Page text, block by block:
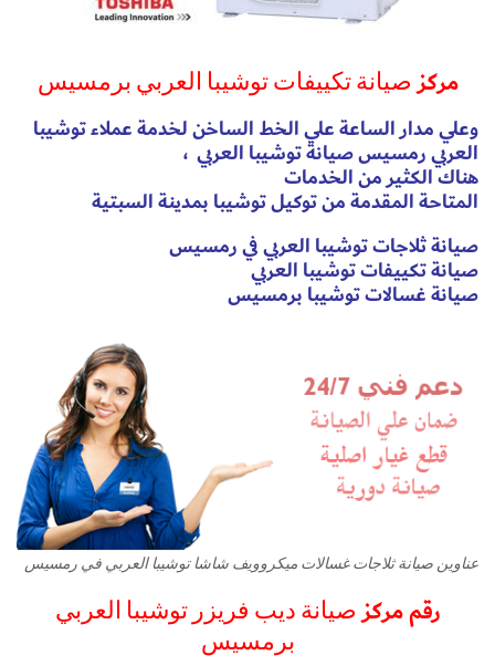
مركزصيانة تكييفات توشيبا العربي برمسيس
وعلي مدار الساعة علي الخط الساخن لخدمة عملاء توشيبا
العربي رمسيسصيانة توشيبا العربي ،
هناك الكثير من الخدمات
المتاحة المقدمة من توكيل توشيبا بمدينة السبتية
صيانة ثلاجات توشيبا العربي في رمسيس
صيانة تكييفات توشيبا العربي
صيانة غسالات توشيبا برمسيس
عناوين صيانة ثلاجات غسالات ميكروويف شاشا توشيبا العربي في رمسيس
رقم مركزصيانة ديب فريزر توشيبا العربي
برمسيس